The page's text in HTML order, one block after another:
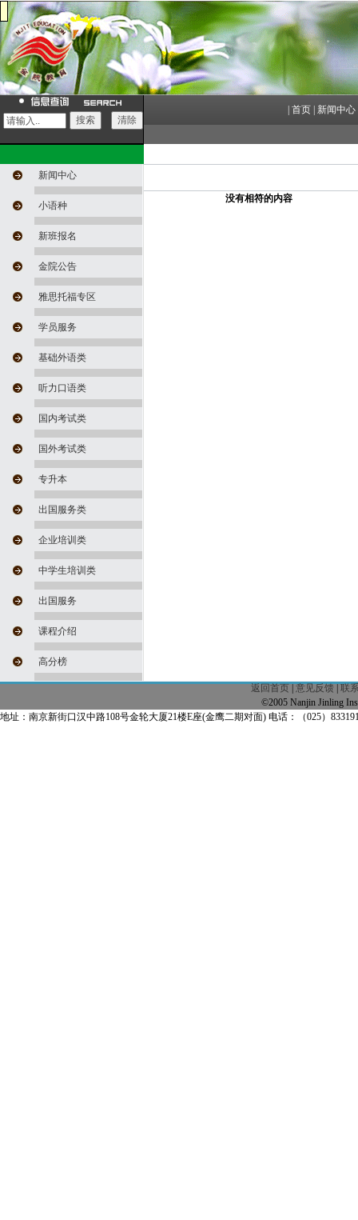
首页 新闻中心
新闻中心
小语种
新班报名
金院公告
雅思托福专区
学员服务
基础外语类
听力口语类
国内考试类
国外考试类
专升本
出国服务类
企业培训类
中学生培训类
出国服务
课程介绍
高分榜
没有相符的内容
返回首页 意见反馈
联
©2005 Nanjin Jinling
地址：南京新街口汉中路108号金轮大厦21楼E座(金鹰二期对面) 电话：（025）